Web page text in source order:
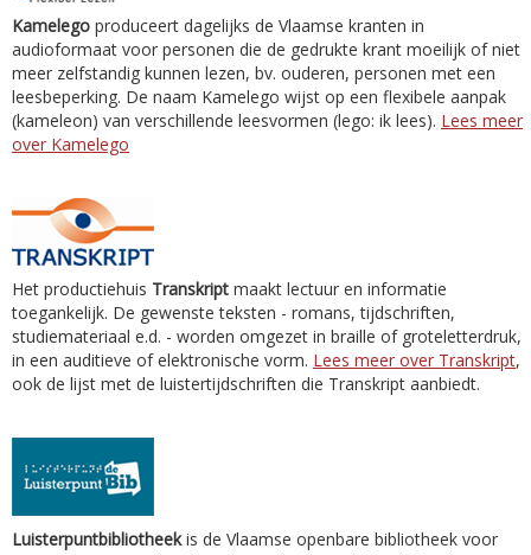
Kamelego produceert dagelijks de Vlaamse kranten in
audioformaat voor personen die de gedrukte krant moeilijk of niet
meer zelfstandig kunnen lezen, bv. ouderen, personen met een
leesbeperking. De naam Kamelego wijst op een flexibele aanpak
(kameleon) van verschillende leesvormen (lego: ik lees). Lees meer
over Kamelego
Het productiehuis Transkript maakt lectuur en informatie
toegankelijk. De gewenste teksten - romans, tijdschriften,
studiemateriaal e.d. - worden omgezet in braille of groteletterdruk,
in een auditieve of elektronische vorm. Lees meer over Transkript,
ook de lijst met de luistertijdschriften die Transkript aanbiedt.
Luisterpuntbibliotheekis de Vlaamse openbare bibliotheek voor